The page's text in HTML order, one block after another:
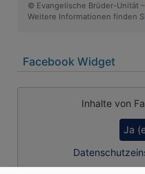
© Evangelische Brüder-Unität –
Weitere Informationen finden
Facebook Widget
Inhalte von
Ja